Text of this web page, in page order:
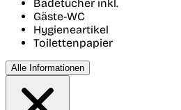
Badetücher inkl.
Gäste-WC
Hygieneartikel
Toilettenpapier
Alle Informationen